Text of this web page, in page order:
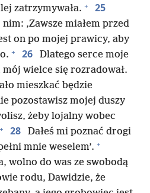
zatrzymywała. + 25
‚Zawsze miałem przed
on po mojej prawicy, aby
+ 26
Dlatego serce moje
wielce się rozradował.
mieszkać będzie
pozostawisz mojej duszy
żeby lojalny wobec
+ 28
Dałeś mi poznać drogi
mnie weselem’. +
wolno do was ze swobodą
rodu, Dawidzie, że